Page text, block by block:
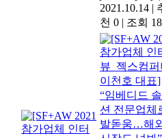
2021.10.14 |
천 0 | 조회